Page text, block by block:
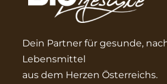
Dein Partner für gesunde,
Lebensmittel
aus dem Herzen Österreichs.